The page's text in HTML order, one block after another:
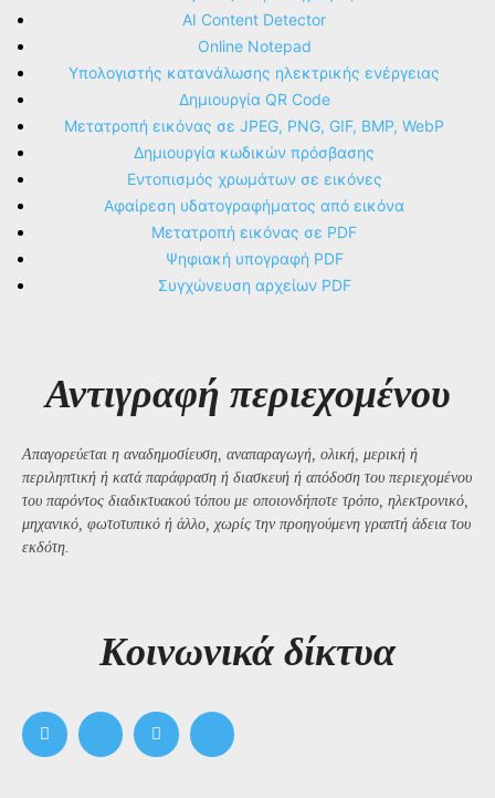
AI Content Detector
Online Notepad
Υπολογιστής κατανάλωσης ηλεκτρικής ενέργειας
Δημιουργία QR Code
Μετατροπή εικόνας σε JPEG, PNG, GIF, BMP, WebP
Δημιουργία κωδικών πρόσβασης
Εντοπισμός χρωμάτων σε εικόνες
Αφαίρεση υδατογραφήματος από εικόνα
Μετατροπή εικόνας σε PDF
Ψηφιακή υπογραφή PDF
Συγχώνευση αρχείων PDF
Αντιγραφή περιεχομένου
Απαγορεύεται η αναδημοσίευση, αναπαραγωγή, ολική, μερική ή
περιληπτική ή κατά παράφραση ή διασκευή ή απόδοση του περιεχομένου
του παρόντος διαδικτυακού τόπου με οποιονδήποτε τρόπο, ηλεκτρονικό,
μηχανικό, φωτοτυπικό ή άλλο, χωρίς την προηγούμενη γραπτή άδεια του
εκδότη.
Kοινωνικά δίκτυα